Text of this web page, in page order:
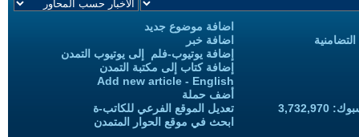
اضافة موضوع جديد
اضافة خبر
إضافة يوتيوب-فلم إلى يوتيوب التمدن
إضافة كتاب إلى مكتبة التمدن
Add new article - English
أضف حملة
تعديل الموقع الفرعي للكاتب-ة
ابحث في موقع الحوار المتمدن